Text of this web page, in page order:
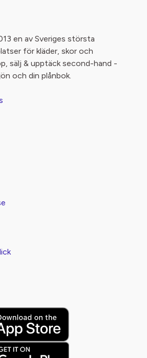
en av Sveriges största
för kläder, skor och
sälj & upptäck second-hand -
och din plånbok.